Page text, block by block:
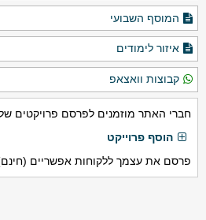
המוסף השבועי
איזור לימודים
קבוצות וואצאפ
חברי האתר מוזמנים לפרסם פרויקטים של
הוסף פרוייקט
פרסם את עצמך ללקוחות אפשריים